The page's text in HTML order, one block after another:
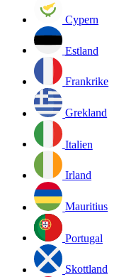
Cypern
Estland
Frankrike
Grekland
Italien
Irland
Mauritius
Portugal
Skottland